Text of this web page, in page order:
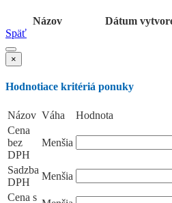
Názov
Dátum
Späť
×
Hodnotiace kritériá ponuky
Názov Váha Hodnota
Cena
bez
DPH
Menšia
Sadzba
DPH
Menšia
Cena s